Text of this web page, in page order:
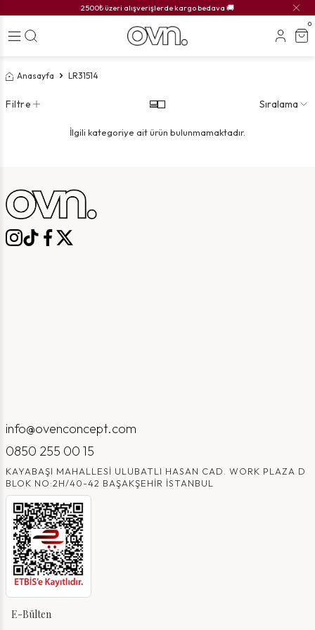
2500₺ üzeri alışverişlerde kargo bedava 🚚
0
Anasayfa LR31514
Filtre Sıralama
İlgili kategoriye ait ürün bulunmamaktadır.
info@ovenconcept.com
0850 255 00 15
KAYABAŞI MAHALLESI ULUBATLI HASAN CAD. WORK PLAZA D
BLOK NO:2H/40-42 BAŞAKŞEHIR İSTANBUL
E-Bülten